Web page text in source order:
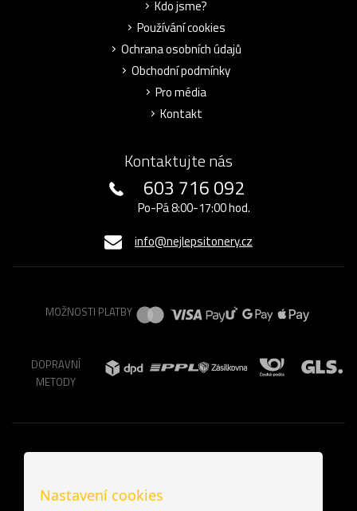
Kdo jsme?
Používání cookies
Ochrana osobních údajů
Obchodní podmínky
Pro média
Kontakt
Kontaktujte nás
603 716 092
Po-Pá 8:00-17:00 hod.
info@nejlepsitonery.cz
MOŽNOSTI PLATBY
DOPRAVNÍ
METODY
Nastavení cookies